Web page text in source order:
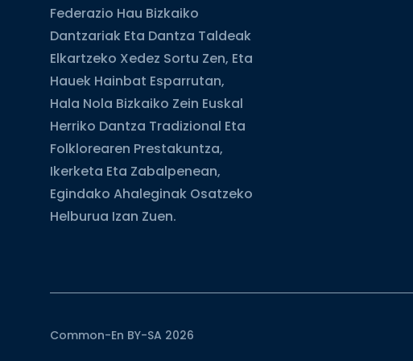
Federazio Hau Bizkaiko
Dantzariak Eta Dantza Taldeak
Elkartzeko Xedez Sortu Zen, Eta
Hauek Hainbat Esparrutan,
Hala Nola Bizkaiko Zein Euskal
Herriko Dantza Tradizional Eta
Folklorearen Prestakuntza,
Ikerketa Eta Zabalpenean,
Egindako Ahaleginak Osatzeko
Helburua Izan Zuen.
Common-En BY-SA 2026